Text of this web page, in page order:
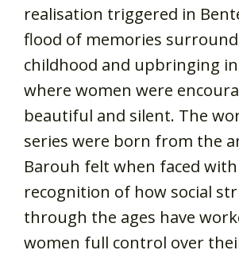
realisation triggered in
flood of memories
childhood and upbringing in
where women were
beautiful and silent. The
series were born from the
Barouh felt when faced
recognition of how social
through the ages have
women full control over